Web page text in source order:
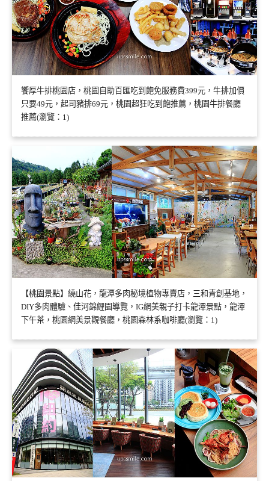
饗厚牛排桃園店，桃園自助百匯吃到飽免服務費399元，牛排加價
只要49元，起司豬排69元，桃園超狂吃到飽推薦，桃園牛排餐廳
推薦(瀏覽：1)
【桃園景點】繞山花，龍潭多肉秘境植物專賣店，三和青創基地，
DIY多肉體驗、佳河錦鯉園導覽，IG網美親子打卡龍潭景點，龍潭
下午茶，桃園網美景觀餐廳，桃園森林系咖啡廳(瀏覽：1)